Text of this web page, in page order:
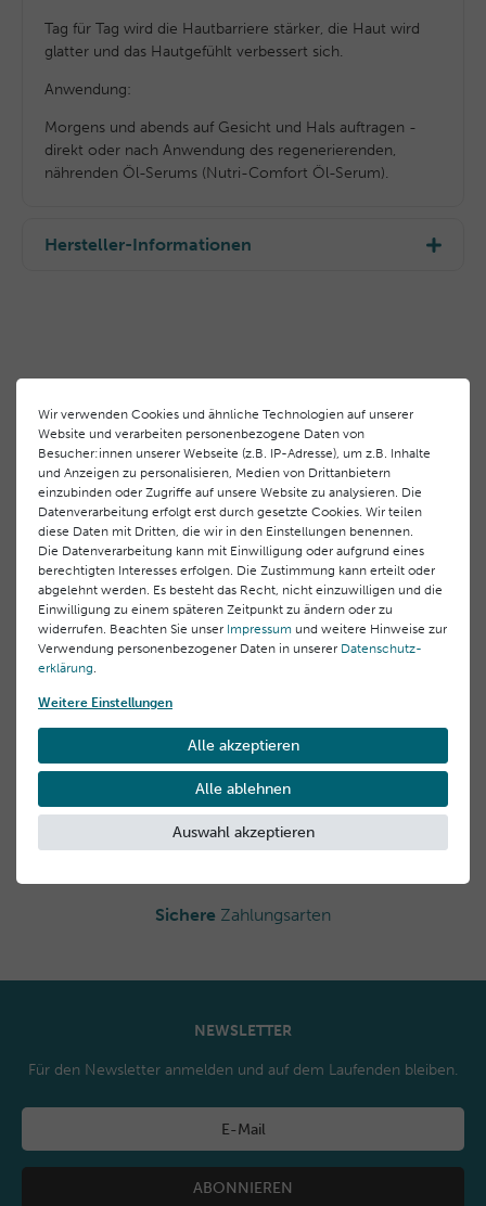
Tag für Tag wird die Hautbarriere stärker, die Haut wird
glatter und das Hautgefühlt verbessert sich.
Anwendung:
Morgens und abends auf Gesicht und Hals auftragen -
direkt oder nach Anwendung des regenerierenden,
nährenden Öl-Serums (Nutri-Comfort Öl-Serum).
Hersteller-Informationen
+33 (0) 494197373
Hersteller
Laboratoires BLC Thalgo Cosmetic S.A.
Domaine des Châtaigniers 00, 83520 Roquebrune sur
Argens, Frankreich
info@thalgo.com
Offizieller Herstellershop
direkt & sicher einkaufen
Gratisprobenbei jeder Bestellung
Kostenloser Versand
innerhalb Deutschlands
Sichere Zahlungsarten
NEWSLETTER
Für den Newsletter anmelden und auf dem Laufenden bleiben.
ABONNIEREN
Wir verwenden Cookies und ähnliche Technologien auf unserer
Website und verarbeiten personenbezogene Daten von
Besucher:innen unserer Webseite (z.B. IP-Adresse), um z.B. Inhalte
und Anzeigen zu personalisieren, Medien von Drittanbietern
einzubinden oder Zugriffe auf unsere Website zu analysieren. Die
Datenverarbeitung erfolgt erst durch gesetzte Cookies. Wir teilen
diese Daten mit Dritten, die wir in den Einstellungen benennen.
Die Datenverarbeitung kann mit Einwilligung oder aufgrund eines
berechtigten Interesses erfolgen. Die Zustimmung kann erteilt oder
abgelehnt werden. Es besteht das Recht, nicht einzuwilligen und die
Einwilligung zu einem späteren Zeitpunkt zu ändern oder zu
widerrufen. Beachten Sie unser Impressum und weitere Hinweise zur
Verwendung personenbezogener Daten in unserer Daten­schutz­
erklärung.
Weitere Einstellungen
Alle akzeptieren
Alle ablehnen
Auswahl akzeptieren